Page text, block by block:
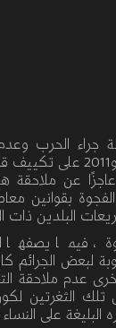
جراء الحرب
و2011 على
عاجزًا عن ملاحقة
البلدين ذات
فيما يصفها
لبعض الجرائم
عدم ملاحقة
تلك الثغرتين
البليغة على النساء